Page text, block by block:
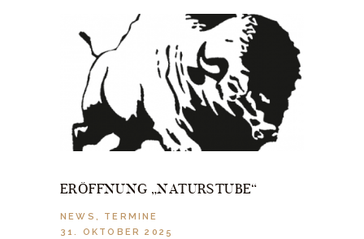
ERÖFFNUNG „NATURSTUBE“
NEWS , TERMINE
31. OKTOBER 2025